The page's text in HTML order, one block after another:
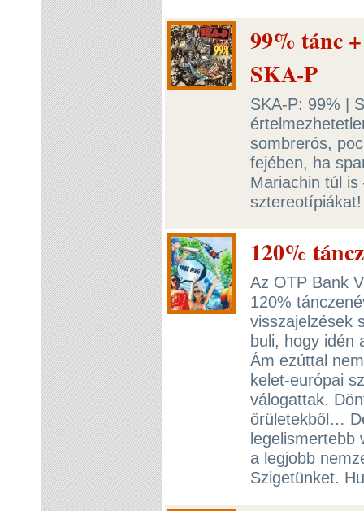
99% tánc
SKA-P
SKA-P: 99% |
sombrerós,
fejében, ha
Mariachin túl
120%
Az OTP Bank
120%
visszajelzések
buli, hogy idén
Ám ezúttal
kelet-európai
válogattak.
őrületekből…
legelismertebb
a legjobb
Szigetünket.